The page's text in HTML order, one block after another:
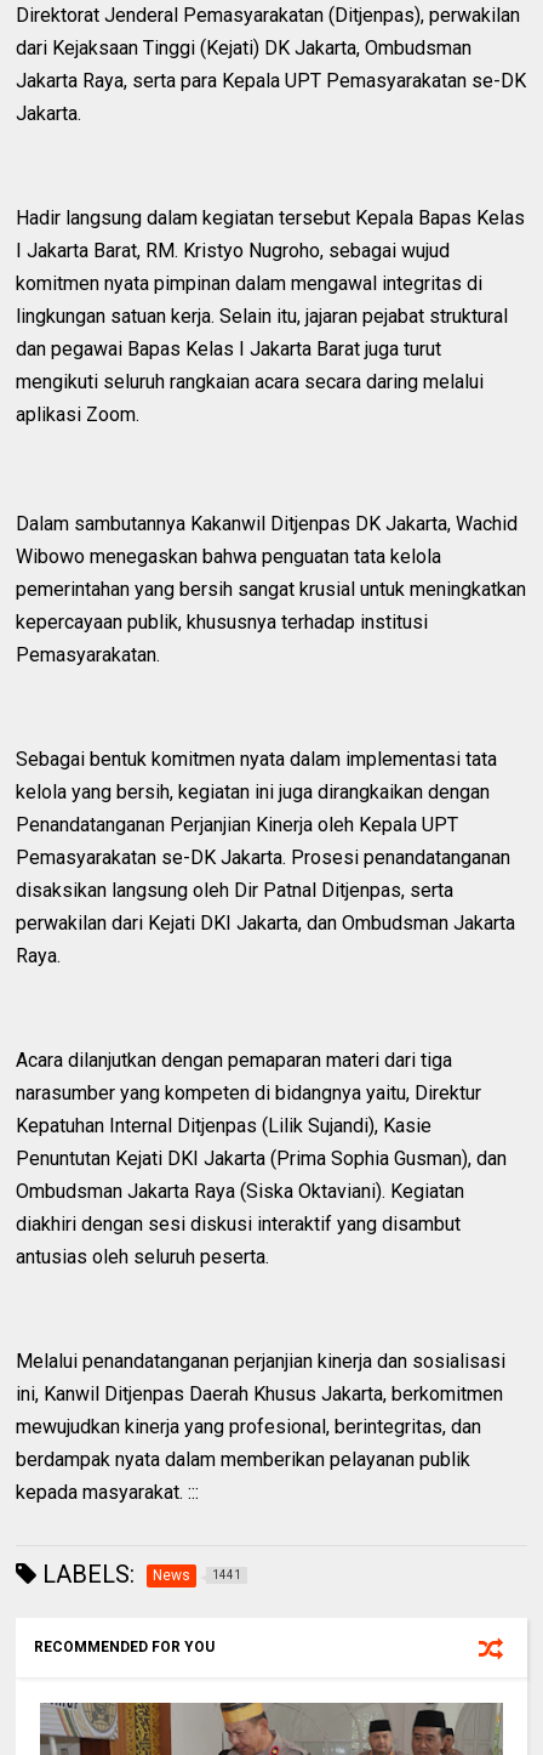
Direktorat Jenderal Pemasyarakatan (Ditjenpas), perwakilan
dari Kejaksaan Tinggi (Kejati) DK Jakarta, Ombudsman
Jakarta Raya, serta para Kepala UPT Pemasyarakatan se-DK
Jakarta.
Hadir langsung dalam kegiatan tersebut Kepala Bapas Kelas
I Jakarta Barat, RM. Kristyo Nugroho, sebagai wujud
komitmen nyata pimpinan dalam mengawal integritas di
lingkungan satuan kerja. Selain itu, jajaran pejabat struktural
dan pegawai Bapas Kelas I Jakarta Barat juga turut
mengikuti seluruh rangkaian acara secara daring melalui
aplikasi Zoom.
Dalam sambutannya Kakanwil Ditjenpas DK Jakarta, Wachid
Wibowo menegaskan bahwa penguatan tata kelola
pemerintahan yang bersih sangat krusial untuk meningkatkan
kepercayaan publik, khususnya terhadap institusi
Pemasyarakatan.
Sebagai bentuk komitmen nyata dalam implementasi tata
kelola yang bersih, kegiatan ini juga dirangkaikan dengan
Penandatanganan Perjanjian Kinerja oleh Kepala UPT
Pemasyarakatan se-DK Jakarta. Prosesi penandatanganan
disaksikan langsung oleh Dir Patnal Ditjenpas, serta
perwakilan dari Kejati DKI Jakarta, dan Ombudsman Jakarta
Raya.
Acara dilanjutkan dengan pemaparan materi dari tiga
narasumber yang kompeten di bidangnya yaitu, Direktur
Kepatuhan Internal Ditjenpas (Lilik Sujandi), Kasie
Penuntutan Kejati DKI Jakarta (Prima Sophia Gusman), dan
Ombudsman Jakarta Raya (Siska Oktaviani). Kegiatan
diakhiri dengan sesi diskusi interaktif yang disambut
antusias oleh seluruh peserta.
Melalui penandatanganan perjanjian kinerja dan sosialisasi
ini, Kanwil Ditjenpas Daerah Khusus Jakarta, berkomitmen
mewujudkan kinerja yang profesional, berintegritas, dan
berdampak nyata dalam memberikan pelayanan publik
kepada masyarakat. :::
LABELS: News 1441
RECOMMENDED FOR YOU